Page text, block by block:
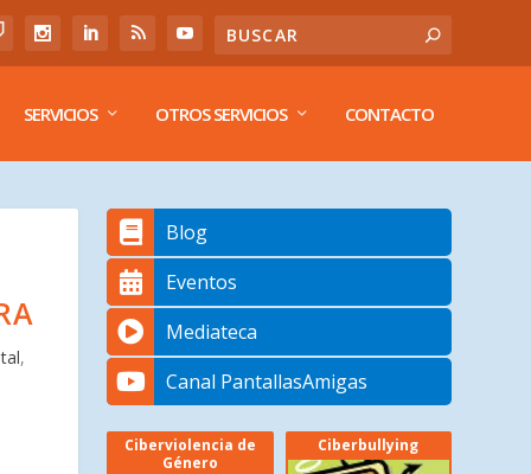
SERVICIOS OTROS SERVICIOS CONTACTO
,
Blog
Eventos
Mediateca
Canal PantallasAmigas
Ciberviolencia de
Género
Ciberbullying